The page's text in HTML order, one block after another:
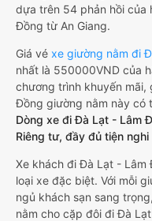
dựa trên 54 phản hồi của
Đồng từ An Giang.
Giá vé xe giường nằm đi
nhất là 550000VND của
chương trình khuyến mãi,
Đồng giường nằm này có
Dòng xe đi Đà Lạt - Lâm
Riêng tư, đầy đủ tiện nghi
Xe khách đi Đà Lạt - Lâm
loại xe đặc biệt. Với mỗi
ngủ khách sạn sang
nằm cho cặp đôi đi Đà